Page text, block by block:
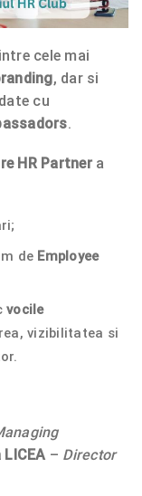
cele mai
, dar si
cu
.
HR Partnera
de Employee
vocile
vizibilitatea si
– Director